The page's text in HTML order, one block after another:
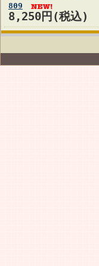
809
8,250円(税込)